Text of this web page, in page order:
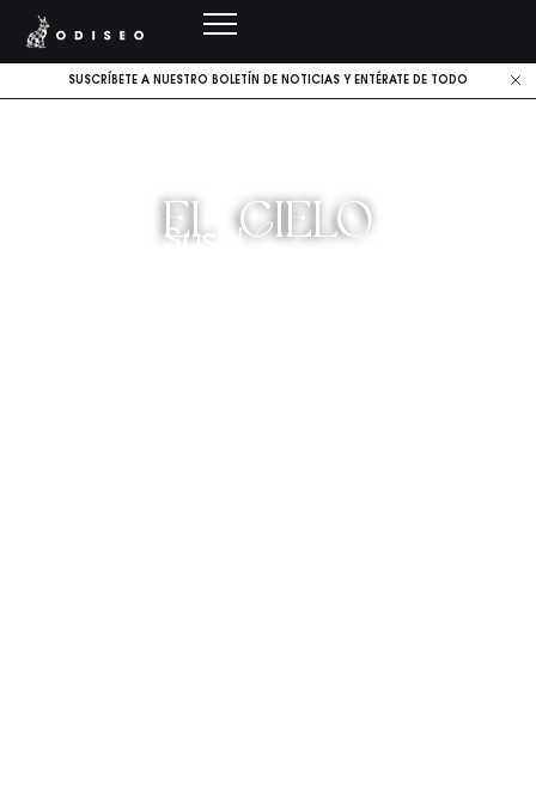
SUSCRÍBETE A NUESTRO BOLETÍN DE NOTICIAS Y ENTÉRATE DE TODO
EL CIELO
Brasa & Sushi